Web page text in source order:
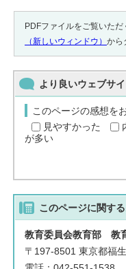
PDFファイルをご覧いた
（新しいウィンドウ） から
より良いウェブサ
このページの感想を
見やすかった
が多い
このページに関する
教育委員会教育部 教
〒197-8501 東京都福